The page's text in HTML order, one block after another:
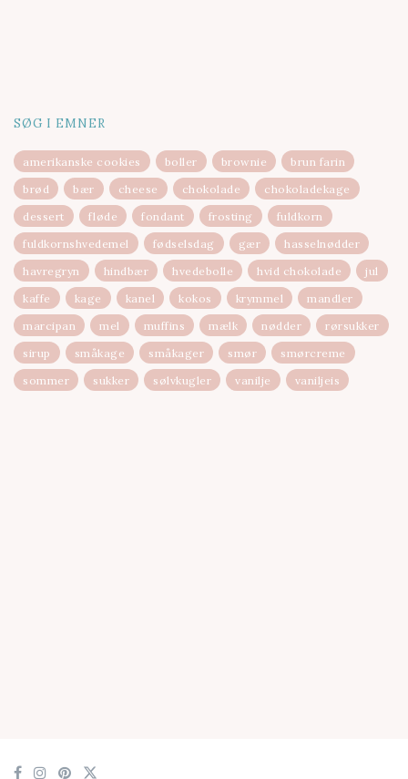
SØG I EMNER
amerikanske cookies boller brownie
brun farin
brød
bær cheese chokolade
chokoladekage
dessert
fløde fondant frosting
fuldkorn
fuldkornshvedemel
fødselsdag gær
hasselnødder
havregryn
hindbær hvedebolle hvid chokolade
jul
kaffe
kage kanel kokos krymmel
mandler
marcipan
mel muffins mælk nødder
rørsukker
sirup
småkage småkager smør
smørcreme
sommer
sukker sølvkugler vanilje vaniljeis